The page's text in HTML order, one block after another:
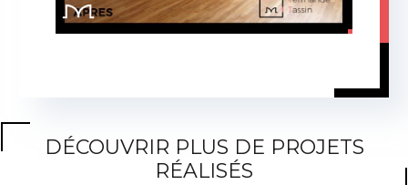
DÉCOUVRIR PLUS DE PROJETS
RÉALISÉS